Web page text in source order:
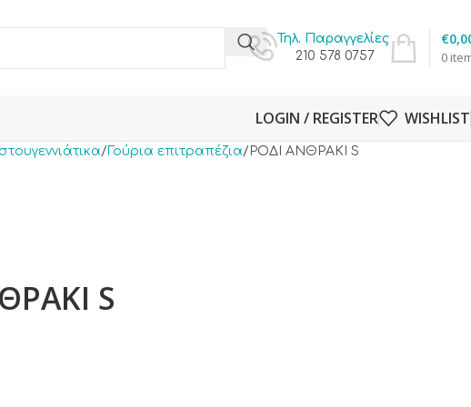
Τηλ. Παραγγελίες
210 578 0757
0
€
LOGIN / REGISTER WISHLIST
Γούρια επιτραπέζια ΡΟΔΙ ΑΝΘΡΑΚΙ S
S